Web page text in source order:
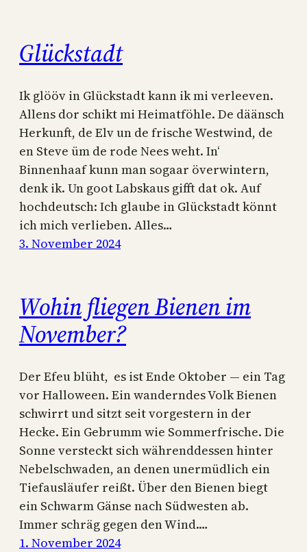
Glückstadt
Ik glööv in Glückstadt kann ik mi verleeven.
Allens dor schikt mi Heimatföhle. De däänsch
Herkunft, de Elv un de frische Westwind, de
en Steve üm de rode Nees weht. In‘
Binnenhaaf kunn man sogaar överwintern,
denk ik. Un goot Labskaus gifft dat ok. Auf
hochdeutsch: Ich glaube in Glückstadt könnt
ich mich verlieben. Alles…
3. November 2024
Wohin fliegen Bienen im
November?
Der Efeu blüht, es ist Ende Oktober — ein Tag
vor Halloween. Ein wanderndes Volk Bienen
schwirrt und sitzt seit vorgestern in der
Hecke. Ein Gebrumm wie Sommerfrische. Die
Sonne versteckt sich währenddessen hinter
Nebelschwaden, an denen unermüdlich ein
Tiefausläufer reißt. Über den Bienen biegt
ein Schwarm Gänse nach Südwesten ab.
Immer schräg gegen den Wind.…
1. November 2024